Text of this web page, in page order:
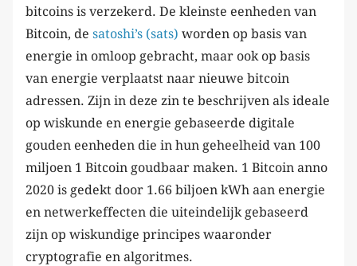
bitcoins is verzekerd. De kleinste eenheden van
Bitcoin, de satoshi’s (sats) worden op basis van
energie in omloop gebracht, maar ook op basis
van energie verplaatst naar nieuwe bitcoin
adressen. Zijn in deze zin te beschrijven als ideale
op wiskunde en energie gebaseerde digitale
gouden eenheden die in hun geheelheid van 100
miljoen 1 Bitcoin goudbaar maken. 1 Bitcoin anno
2020 is gedekt door 1.66 biljoen kWh aan energie
en netwerkeffecten die uiteindelijk gebaseerd
zijn op wiskundige principes waaronder
cryptografie en algoritmes.